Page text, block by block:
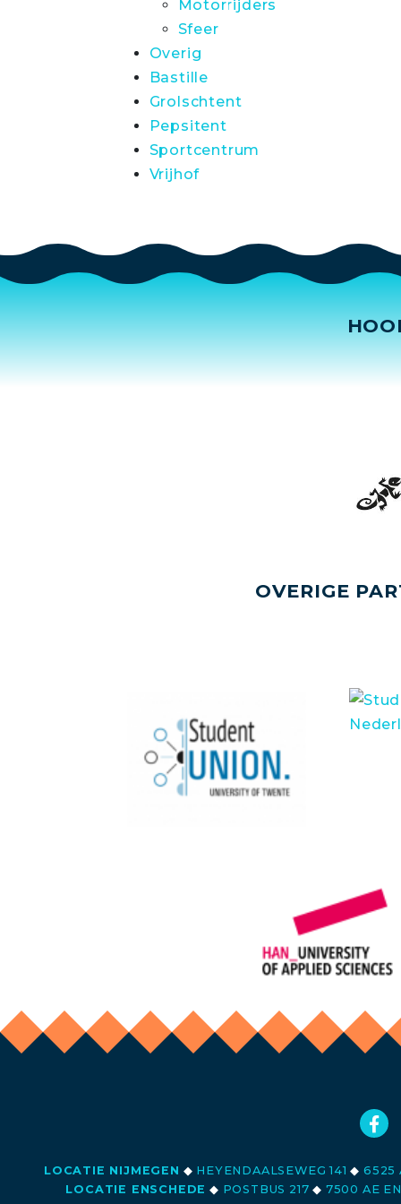
Motorrijders
Sfeer
Overig
Bastille
Grolschtent
Pepsitent
Sportcentrum
Vrijhof
OVERIGE
LOCATIE NIJMEGEN ◆ HEYENDAALSEWEG 141◆ 6525
LOCATIE ENSCHEDE ◆ POSTBUS 217◆ 7500 AE